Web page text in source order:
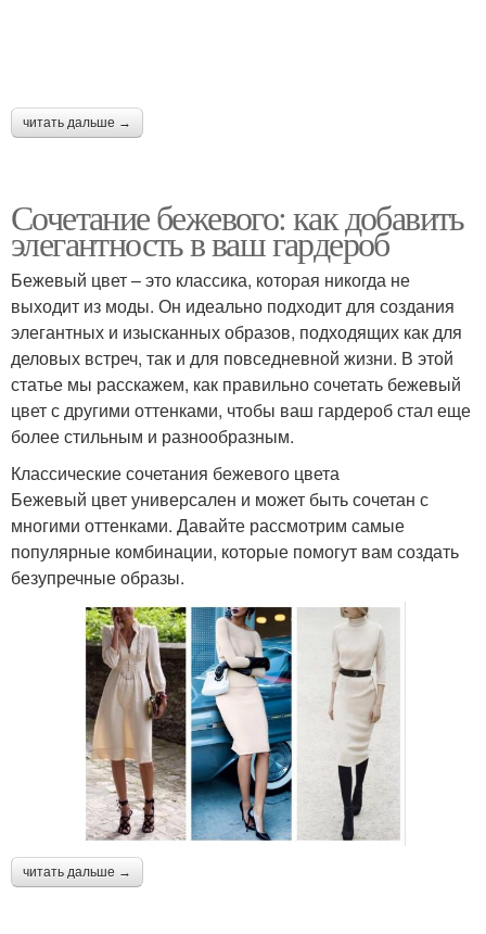
читать дальше →
Сочетание бежевого: как добавить
элегантность в ваш гардероб
Бежевый цвет – это классика, которая никогда не
выходит из моды. Он идеально подходит для создания
элегантных и изысканных образов, подходящих как для
деловых встреч, так и для повседневной жизни. В этой
статье мы расскажем, как правильно сочетать бежевый
цвет с другими оттенками, чтобы ваш гардероб стал еще
более стильным и разнообразным.
Классические сочетания бежевого цвета
Бежевый цвет универсален и может быть сочетан с
многими оттенками. Давайте рассмотрим самые
популярные комбинации, которые помогут вам создать
безупречные образы.
читать дальше →